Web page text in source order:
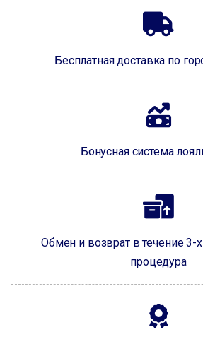
Бесплатная доставка по
Бонусная система
Обмен и возврат в течение 3-
процедура